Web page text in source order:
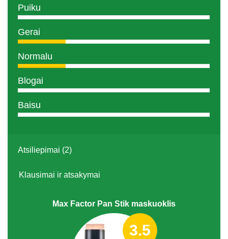
Puiku
Gerai
Normalu
Blogai
Baisu
Atsiliepimai (2)
Klausimai ir atsakymai
Max Factor Pan Stik maskuoklis
3.5